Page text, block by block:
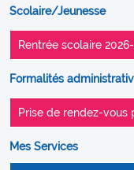
Scolaire/Jeunesse
Rentrée scolaire
Formalités
Prise de rendez-
Mes Services